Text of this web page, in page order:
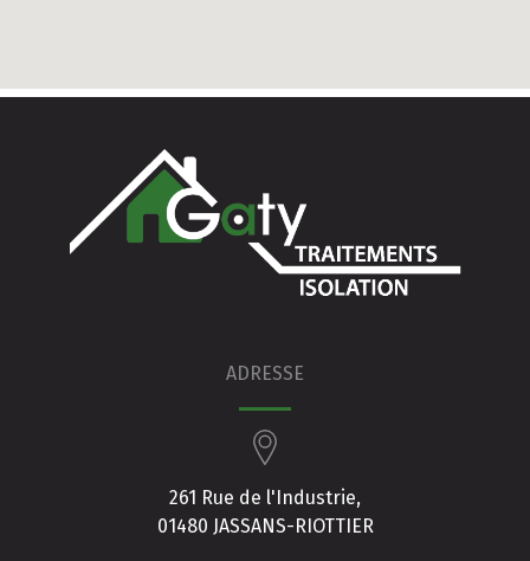
ADRESSE
261 Rue de l'Industrie,
01480 JASSANS-RIOTTIER